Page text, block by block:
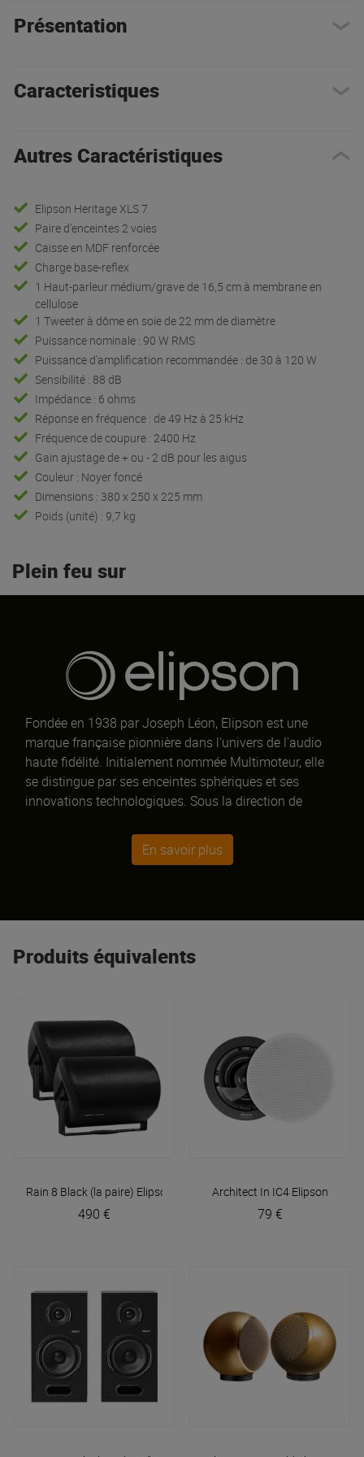
Présentation
Caracteristiques
Autres Caractéristiques
Elipson Heritage XLS 7
Paire d'enceintes 2 voies
Caisse en MDF renforcée
Charge base-reflex
1 Haut-parleur médium/grave de 16,5 cm à membrane en
cellulose
1 Tweeter à dôme en soie de 22 mm de diamètre
Puissance nominale : 90 W RMS
Puissance d'amplification recommandée : de 30 à 120 W
Sensibilité : 88 dB
Impédance : 6 ohms
Réponse en fréquence : de 49 Hz à 25 kHz
Fréquence de coupure : 2400 Hz
Gain ajustage de + ou - 2 dB pour les aigus
Couleur : Noyer foncé
Dimensions : 380 x 250 x 225 mm
Poids (unité) : 9,7 kg
Plein feu sur
Fondée en 1938 par Joseph Léon, Elipson est une
marque française pionnière dans l'univers de l'audio
haute fidélité. Initialement nommée Multimoteur, elle
se distingue par ses enceintes sphériques et ses
innovations technologiques. Sous la direction de
design avant-gardiste et performance sonore. Parmi
ses créations phares figurent les enceintes Planet et la
En savoir plus
Produits équivalents
Rain 8 Black (la paire) Elipson
490 €
Architect In IC4 Elipson
79 €